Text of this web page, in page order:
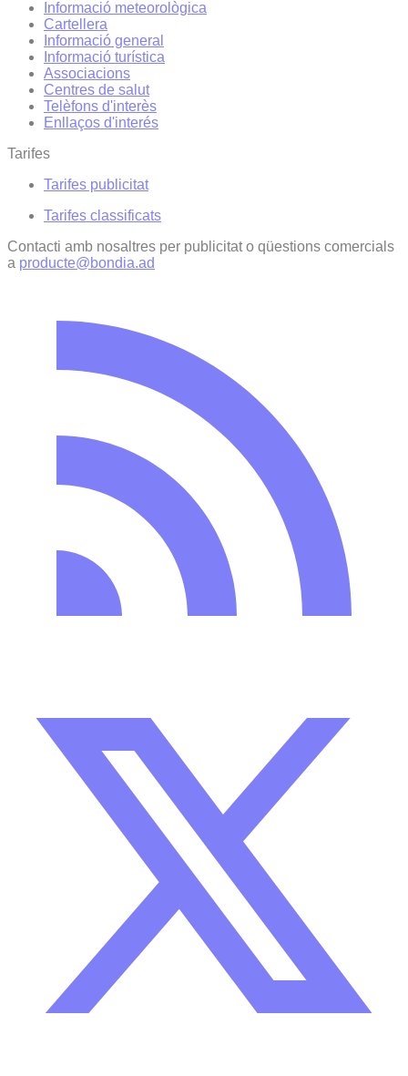
Informació meteorològica
Cartellera
Informació general
Informació turística
Associacions
Centres de salut
Telèfons d'interès
Enllaços d'interés
Tarifes
Tarifes publicitat
Tarifes classificats
Contacti amb nosaltres per publicitat o qüestions comercials
a producte@bondia.ad